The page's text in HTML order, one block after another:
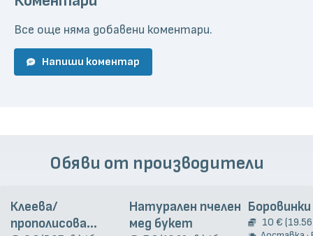
Все още няма добавени коментари.
Напиши коментар
Обяви от производители
Клеева/
прополисова
Натурален пчелен
мед букет
Боровинки
10 €